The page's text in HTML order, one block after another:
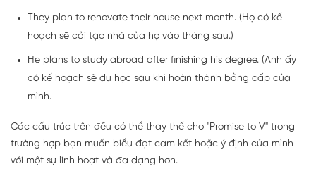
They plan to renovate their house next month. (Họ có kế
hoạch sẽ cải tạo nhà của họ vào tháng sau.)
He plans to study abroad after finishing his degree. (Anh ấy
có kế hoạch sẽ du học sau khi hoàn thành bằng cấp của
mình.
Các cấu trúc trên đều có thể thay thế cho "Promise to V" trong
trường hợp bạn muốn biểu đạt cam kết hoặc ý định của mình
với một sự linh hoạt và đa dạng hơn.